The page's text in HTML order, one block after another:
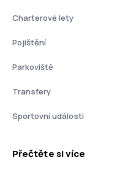
Charterové lety
Pojištění
Parkoviště
Transfery
Sportovní události
Přečtěte si více